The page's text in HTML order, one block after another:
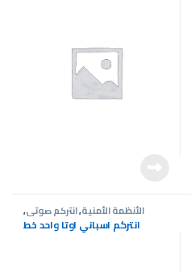
الأنظمة الأمنية,انتركم صوتى,
عروض انتركم
انتركم اسباني اوتا واحد خط